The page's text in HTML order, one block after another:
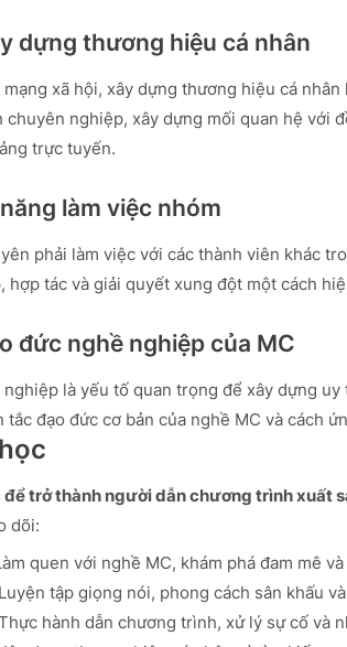
dựng thương hiệu cá nhân
xã hội, xây dựng thương hiệu cá
chuyên nghiệp, xây dựng mối quan hệ với
trực tuyến.
năng làm việc nhóm
phải làm việc với các thành viên khác
hợp tác và giải quyết xung đột một cách
đức nghề nghiệp của MC
là yếu tố quan trọng để xây dựng
tắc đạo đức cơ bản của nghề MC và cách
để trở thành người dẫn chương trình xuất
dõi:
quen với nghề MC, khám phá đam mê
Luyện tập giọng nói, phong cách sân khấu
hành dẫn chương trình, xử lý sự cố và